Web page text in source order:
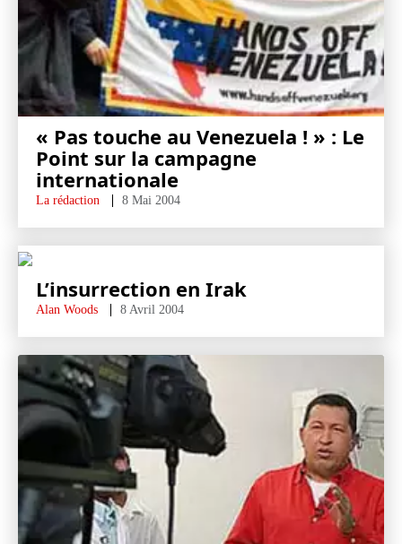
« Pas touche au Venezuela ! » : Le
Point sur la campagne
internationale
La rédaction 8 Mai 2004
L’insurrection en Irak
Alan Woods 8 Avril 2004